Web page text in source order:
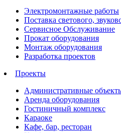
Электромонтажные работы
Поставка светового,
Сервисное Обслуживание
Прокат оборудования
Монтаж оборудования
Разработка проектов
Проекты
Административные
Аренда оборудования
Гостиничный комплекс
Караоке
Кафе, бар, ресторан